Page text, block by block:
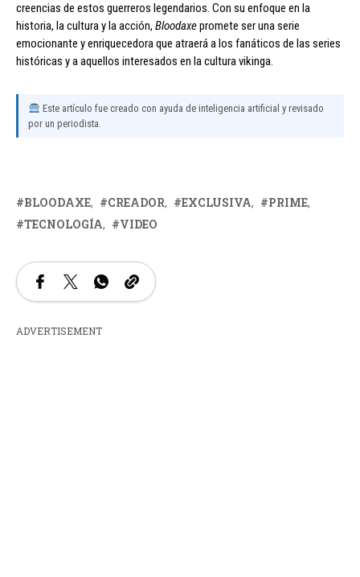
creencias de estos guerreros legendarios. Con su enfoque en la
historia, la cultura y la acción, Bloodaxepromete ser una serie
emocionante y enriquecedora que atraerá a los fanáticos de las series
históricas y a aquellos interesados en la cultura vikinga.
Este artículo fue creado con ayuda de inteligencia artificial y revisado
por un periodista.
BLOODAXE CREADOR EXCLUSIVA
PRIME
TECNOLOGÍA
VIDEO
ADVERTISEMENT